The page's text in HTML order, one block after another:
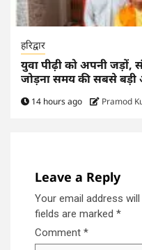
हरिद्वार
युवा पीढ़ी को अपनी
जोड़ना समय की सबसे बड़ी
14 hours ago Pramod
Leave a Reply
Your email address
fields are marked *
Comment *